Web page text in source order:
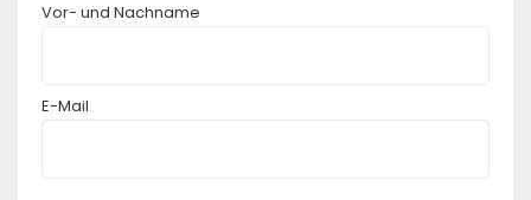
Vor- und Nachname
E-Mail